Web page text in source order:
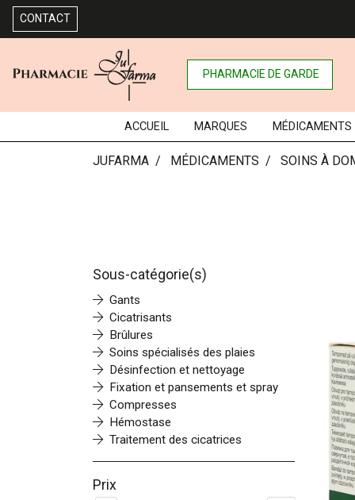
CONTACT
PHARMACIE DE GARDE
ACCUEIL MARQUES MÉDICAMENTS
JUFARMA MÉDICAMENTS SOINS À
Sous-catégorie(s)
Gants
Cicatrisants
Brûlures
Soins spécialisés des plaies
Désinfection et nettoyage
Fixation et pansements et spray
Compresses
Hémostase
Traitement des cicatrices
Prix